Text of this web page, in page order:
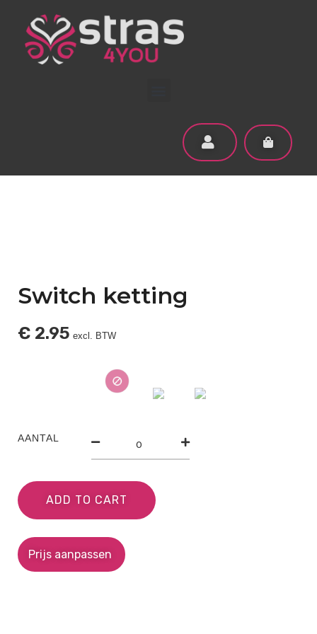
Switch ketting
€ 2.95 excl. BTW
AANTAL
ADD TO CART
Prijs aanpassen